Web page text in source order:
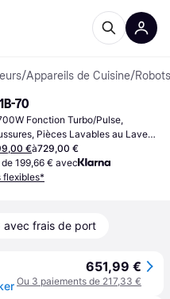
/Appareils de Cuisine/
70
Fonction Turbo/Pulse,
Pièces Lavables au Lave-
€à729,00 €
199,66 € avec
flexibles*
avec frais de port
651,99 €
Ou 3 paiements de 217,33 €